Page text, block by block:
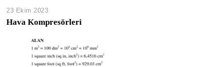
23 Ekim 2023
Hava Kompresörleri